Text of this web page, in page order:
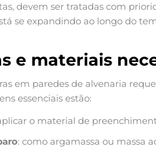
devem ser tratadas com
se expandindo ao longo do
e materiais
em paredes de alvenaria
essenciais estão:
o material de
: como argamassa ou massa